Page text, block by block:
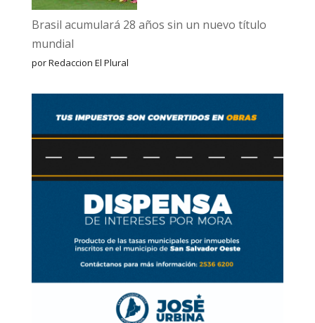
Brasil acumulará 28 años sin un nuevo título
mundial
por Redaccion El Plural